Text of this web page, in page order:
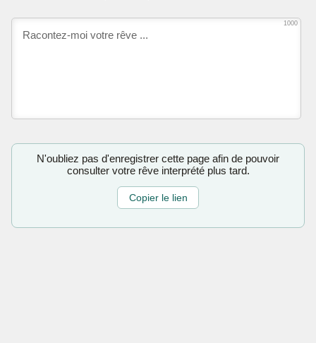
1000
N'oubliez pas d'enregistrer cette page afin de pouvoir
consulter votre rêve interprété plus tard.
Copier le lien